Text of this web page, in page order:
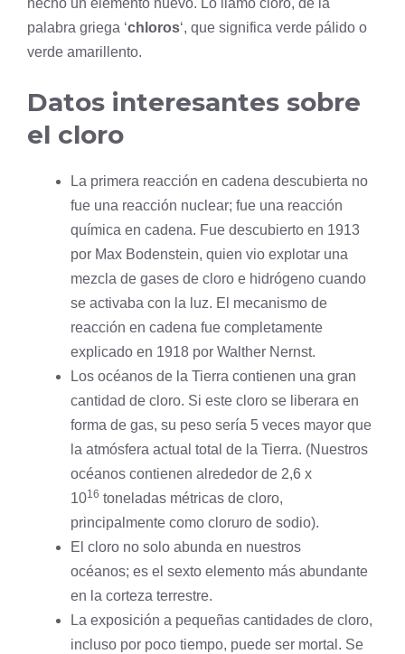
hecho un elemento nuevo. Lo llamó cloro, de la
palabra griega ‘chloros‘, que significa verde pálido o
verde amarillento.
Datos interesantes sobre
el cloro
La primera reacción en cadena descubierta no
fue una reacción nuclear; fue una reacción
química en cadena. Fue descubierto en 1913
por Max Bodenstein, quien vio explotar una
mezcla de gases de cloro e hidrógeno cuando
se activaba con la luz. El mecanismo de
reacción en cadena fue completamente
explicado en 1918 por Walther Nernst.
Los océanos de la Tierra contienen una gran
cantidad de cloro. Si este cloro se liberara en
forma de gas, su peso sería 5 veces mayor que
la atmósfera actual total de la Tierra. (Nuestros
océanos contienen alrededor de 2,6 x
1016 toneladas métricas de cloro,
principalmente como cloruro de sodio).
El cloro no solo abunda en nuestros
océanos; es el sexto elemento más abundante
en la corteza terrestre.
La exposición a pequeñas cantidades de cloro,
incluso por poco tiempo, puede ser mortal. Se